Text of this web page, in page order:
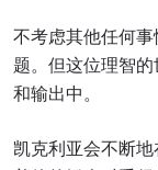
不考虑其他任何
题。但这位理智
和输出中。
凯克利亚会不断